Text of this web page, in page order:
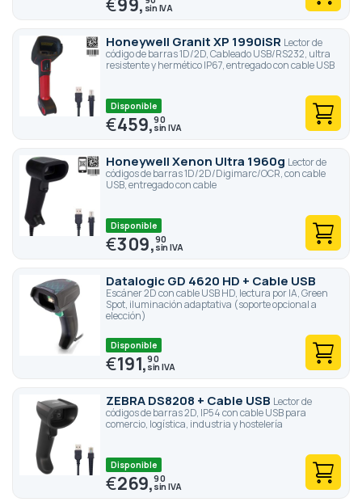
Honeywell Granit XP 1990iSR Lector de
código de barras 1D/2D, Cableado USB/RS232, ultra
resistente y hermético IP67, entregado con cable USB
Disponible
€459,90
Honeywell Xenon Ultra 1960g Lector de
códigos de barras 1D/2D/Digimarc/OCR, con cable
USB, entregado con cable
Disponible
€309,90
Datalogic GD 4620 HD + Cable USB
Escáner 2D con cable USB HD, lectura por IA, Green
Spot, iluminación adaptativa (soporte opcional a
elección)
Disponible
€191,90
ZEBRA DS8208 + Cable USB Lector de
códigos de barras 2D, IP54 con cable USB para
comercio, logística, industria y hostelería
Disponible
€269,90